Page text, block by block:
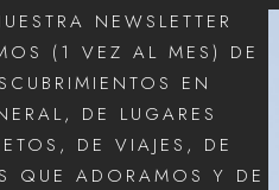
A=44mm B=37
NEWSLETTER
(1 VEZ AL MES) DE
EN
DE LUGARES
DE VIAJES, DE
QUE ADORAMOS Y DE